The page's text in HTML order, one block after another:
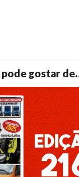
pode gostar